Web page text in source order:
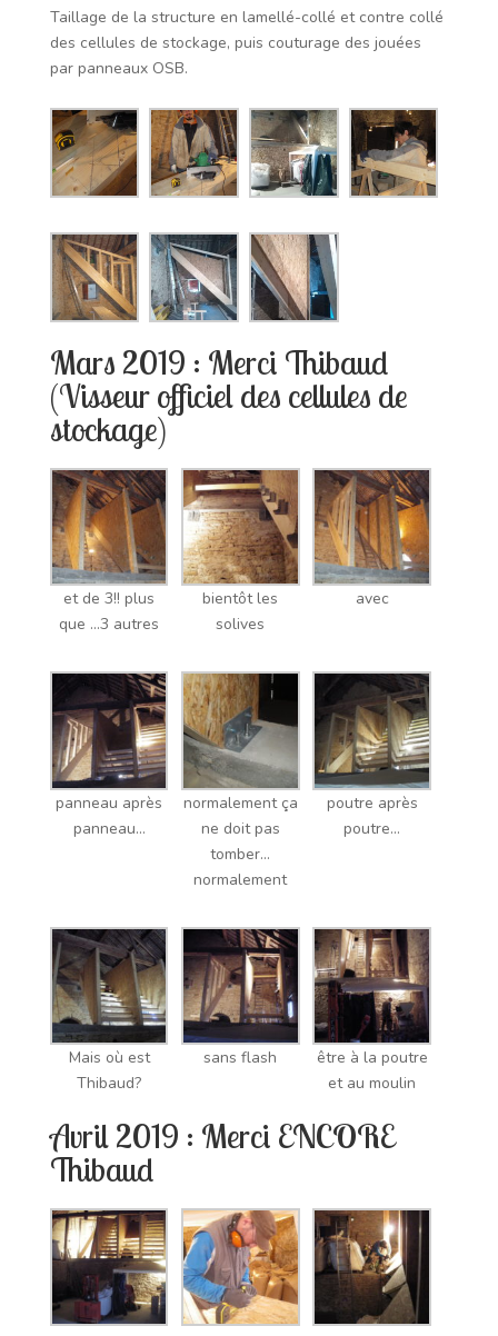
Taillage de la structure en lamellé-collé et contre collé
des cellules de stockage, puis couturage des jouées
par panneaux OSB.
Mars 2019 : Merci Thibaud
(Visseur officiel des cellules de
stockage)
et de 3!! plus
que …3 autres
bientôt les
solives
avec
panneau après
panneau…
normalement ça
ne doit pas
tomber…
normalement
poutre après
poutre…
Mais où est
Thibaud?
sans flash
être à la poutre
et au moulin
Avril 2019 : Merci ENCORE
Thibaud